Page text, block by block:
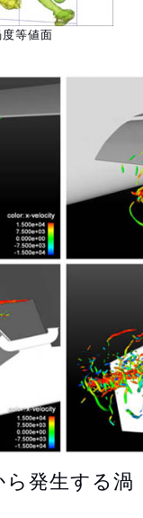
る渦度等値面
発生する